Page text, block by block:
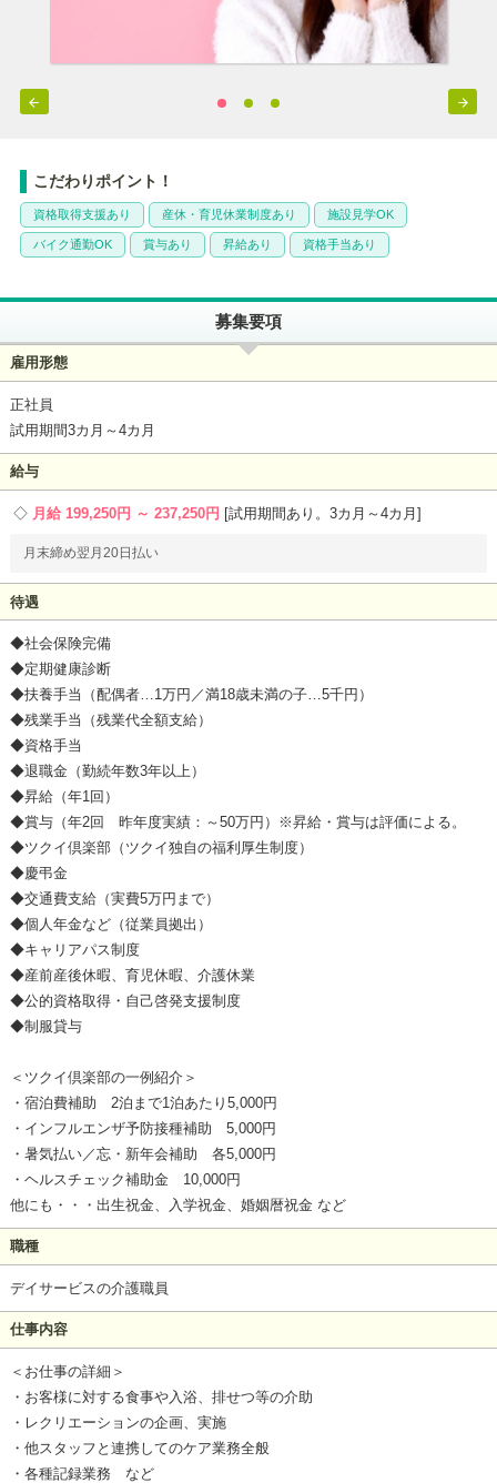
 
こだわりポイント！
資格取得支援あり 産休・育児休業制度あり 施設見学OK
バイク通勤OK 賞与あり 昇給あり 資格手当あり
募集要項
雇用形態
正社員
試用期間3カ月～4カ月
給与
月給 199,250円 ～ 237,250円 試用期間あり。3カ月～4カ月
月末締め翌月20日払い
待遇
◆社会保険完備
◆定期健康診断
◆扶養手当（配偶者…1万円／満18歳未満の子…5千円）
◆残業手当（残業代全額支給）
◆資格手当
◆退職金（勤続年数3年以上）
◆昇給（年1回）
◆賞与（年2回 昨年度実績：～50万円）※昇給・賞与は評価による。
◆ツクイ倶楽部（ツクイ独自の福利厚生制度）
◆慶弔金
◆交通費支給（実費5万円まで）
◆個人年金など（従業員拠出）
◆キャリアパス制度
◆産前産後休暇、育児休暇、介護休業
◆公的資格取得・自己啓発支援制度
◆制服貸与
＜ツクイ倶楽部の一例紹介＞
・宿泊費補助 2泊まで1泊あたり5,000円
・インフルエンザ予防接種補助 5,000円
・暑気払い／忘・新年会補助 各5,000円
・ヘルスチェック補助金 10,000円
他にも・・・出生祝金、入学祝金、婚姻暦祝金 など
職種
デイサービスの介護職員
仕事内容
＜お仕事の詳細＞
・お客様に対する食事や入浴、排せつ等の介助
・レクリエーションの企画、実施
・他スタッフと連携してのケア業務全般
・各種記録業務 など